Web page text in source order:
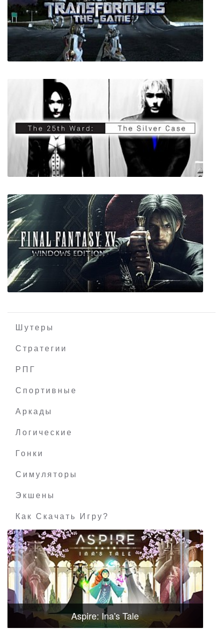
Attack On Titan Arena (Fan Game)
Transformers
The 25th Ward The Silver Case
Шутеры
Стратегии
РПГ
Спортивные
Аркады
Логические
Гонки
Симуляторы
Экшены
Как Скачать Игру?
Aspire: Ina's Tale